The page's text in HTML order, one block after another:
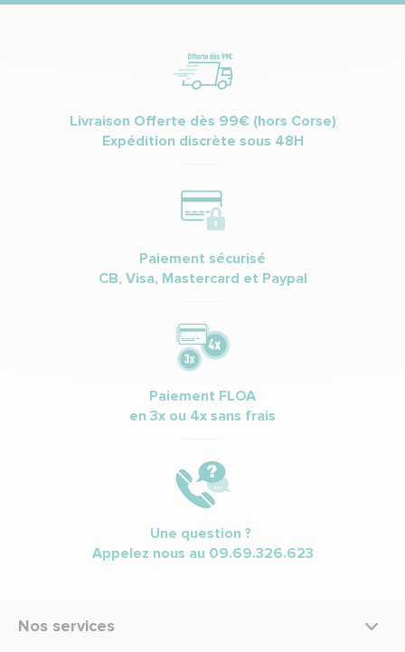
Livraison Offerte dès 99€ (hors Corse)
Expédition discrète sous 48H
Paiement sécurisé
CB, Visa, Mastercard et Paypal
Paiement FLOA
en 3x ou 4x sans frais
Une question ?
Appelez nous au 09.69.326.623
Nos services